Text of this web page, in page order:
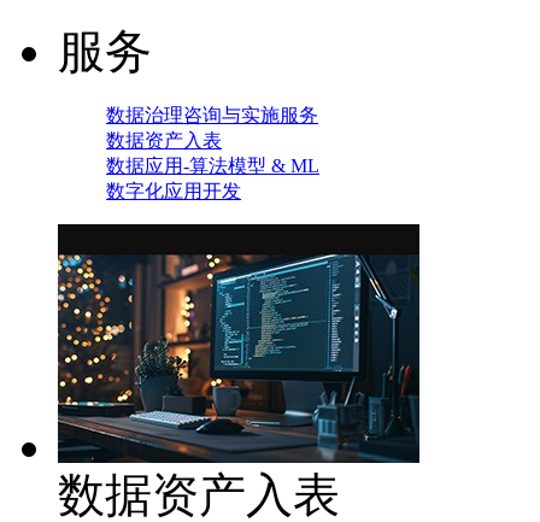
服务
数据治理咨询与实施服务
数据资产入表
数据应用-算法模型 & ML
数字化应用开发
数据资产入表